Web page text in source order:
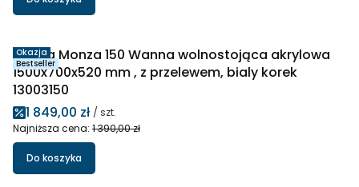
Okazja
Bestseller
Bevisa Monza 150 Wanna wolnostojąca akrylowa
1500x700x520 mm , z przelewem, bialy korek
13003150
Cena promocyjna
1 849,00 zł / szt.
Najniższa cena: 1 390,00 zł
Do koszyka